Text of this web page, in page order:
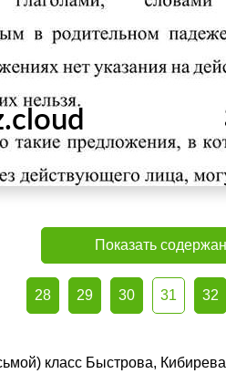
Показать
28 29 30 31 32
класс Быстрова,